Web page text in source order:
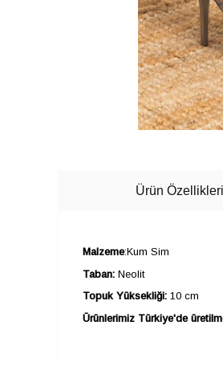
Ürün Özellikleri
Malzeme:Kum Sim
Taban: Neolit
Topuk Yüksekliği: 10 cm
Ürünlerimiz Türkiye'de